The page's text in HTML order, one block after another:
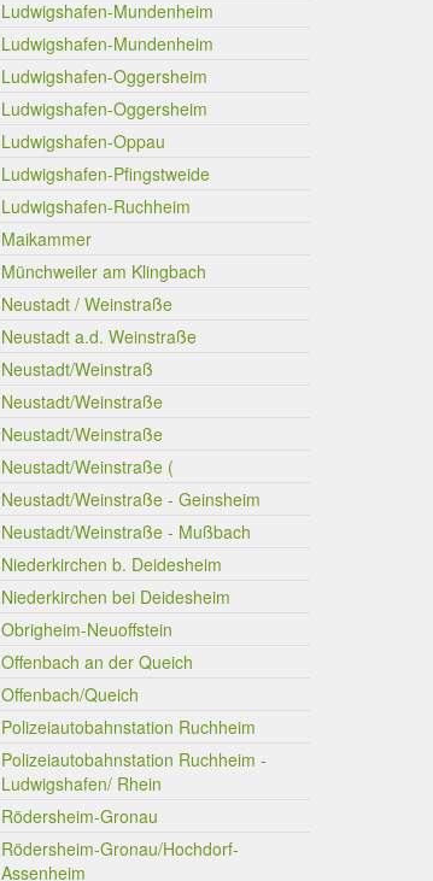
Ludwigshafen-Mundenheim
Ludwigshafen-Mundenheim
Ludwigshafen-Oggersheim
Ludwigshafen-Oggersheim
Ludwigshafen-Oppau
Ludwigshafen-Pfingstweide
Ludwigshafen-Ruchheim
Maikammer
Münchweiler am Klingbach
Neustadt / Weinstraße
Neustadt a.d. Weinstraße
Neustadt/Weinstraß
Neustadt/Weinstraße
Neustadt/Weinstraße
Neustadt/Weinstraße (
Neustadt/Weinstraße - Geinsheim
Neustadt/Weinstraße - Mußbach
Niederkirchen b. Deidesheim
Niederkirchen bei Deidesheim
Obrigheim-Neuoffstein
Offenbach an der Queich
Offenbach/Queich
Polizeiautobahnstation Ruchheim
Polizeiautobahnstation Ruchheim -
Ludwigshafen/ Rhein
Rödersheim-Gronau
Rödersheim-Gronau/Hochdorf-
Assenheim